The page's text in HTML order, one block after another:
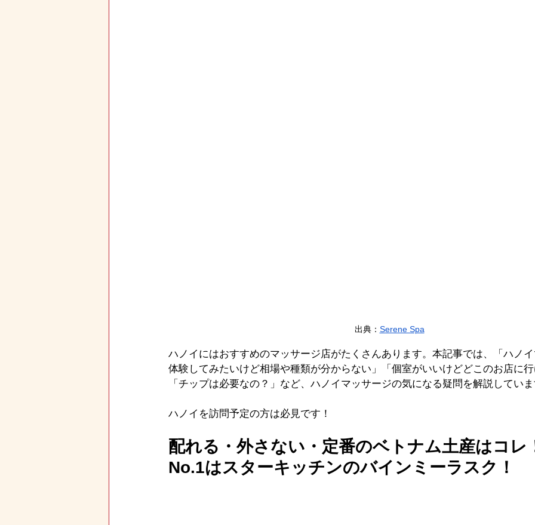
出典： Serene Spa
ハノイにはおすすめのマッサージ店がたくさんあります。本記事では、「ハノ
体験してみたいけど相場や種類が分からない」「個室がいいけどどこのお店に
「チップは必要なの？」など、ハノイマッサージの気になる疑問を解説してい
ハノイを訪問予定の方は必見です！
配れる・外さない・定番のベトナム土産はコレ
No.1はスターキッチンのバインミーラスク！